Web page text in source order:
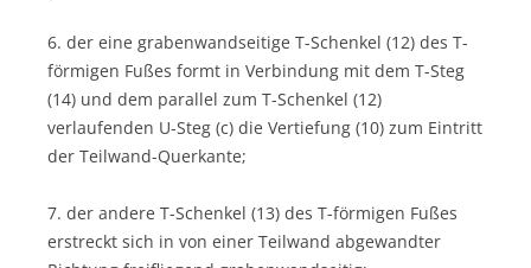
6. der eine grabenwandseitige T-Schenkel (12) des T-
förmigen Fußes formt in Verbindung mit dem T-Steg
(14) und dem parallel zum T-Schenkel (12)
verlaufenden U-Steg (c) die Vertiefung (10) zum Eintritt
der Teilwand-Querkante;
7. der andere T-Schenkel (13) des T-förmigen Fußes
erstreckt sich in von einer Teilwand abgewandter